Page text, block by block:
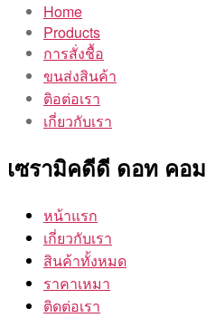
Home
Products
การสั่งชื้อ
ขนส่งสินค้า
ติอต่อเรา
เกี่ยวกับเรา
เซรามิคดีดี ดอท คอม
หน้าแรก
เกี่ยวกับเรา
สินค้าทั้งหมด
ราคาเหมา
ติดต่อเรา